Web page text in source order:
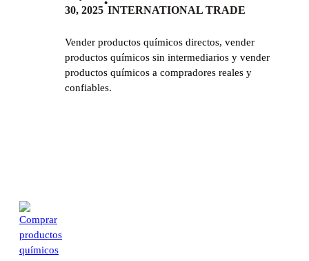
30, 2025
•
INTERNATIONAL TRADE
Vender productos químicos directos, vender
productos químicos sin intermediarios y vender
productos químicos a compradores reales y
confiables.